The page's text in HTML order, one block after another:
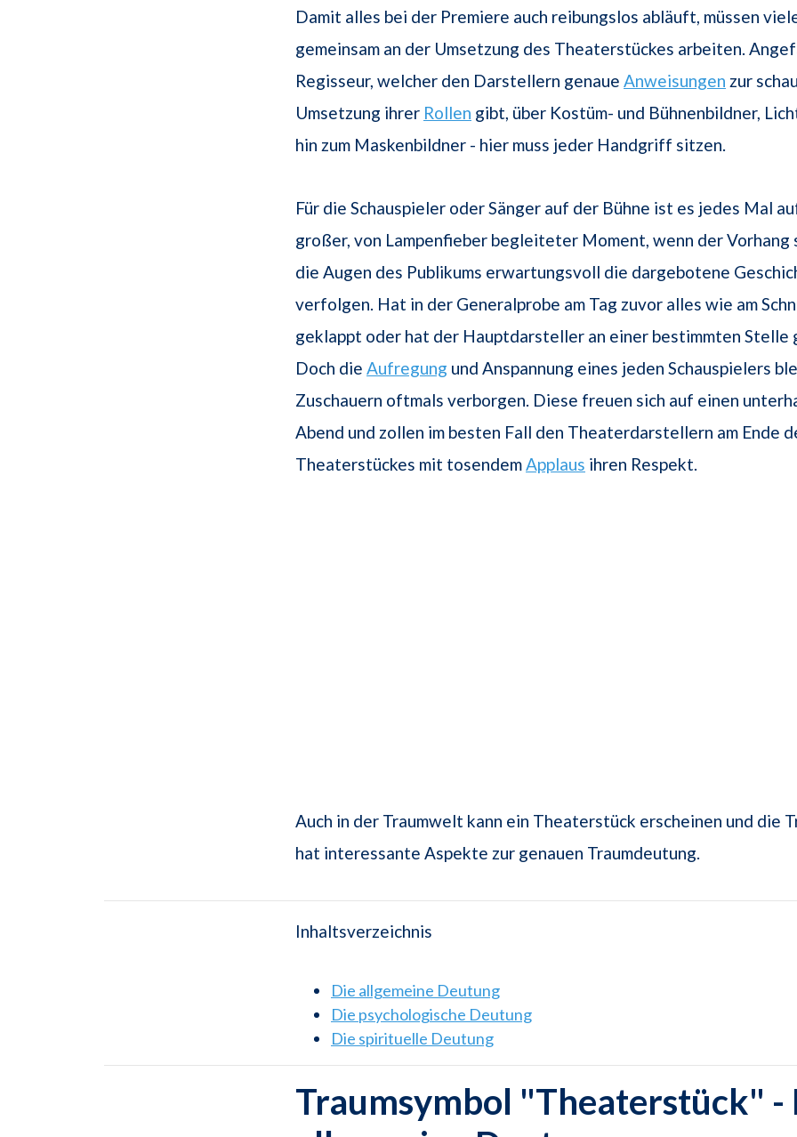
Damit alles bei der Premiere auch reibungslos abläuft, müssen
gemeinsam an der Umsetzung des Theaterstückes arbeiten.
Regisseur, welcher den Darstellern genaue Anweisungen zur
Umsetzung ihrer Rollen gibt, über Kostüm- und Bühnenbildner,
hin zum Maskenbildner - hier muss jeder Handgriff sitzen.
Für die Schauspieler oder Sänger auf der Bühne ist es jedes Mal
großer, von Lampenfieber begleiteter Moment, wenn der Vorhang
die Augen des Publikums erwartungsvoll die dargebotene
verfolgen. Hat in der Generalprobe am Tag zuvor alles wie am
geklappt oder hat der Hauptdarsteller an einer bestimmten Stelle
Doch die Aufregung und Anspannung eines jeden Schauspielers
Zuschauern oftmals verborgen. Diese freuen sich auf einen
Abend und zollen im besten Fall den Theaterdarstellern am Ende
Theaterstückes mit tosendemApplaus ihren Respekt.
Auch in der Traumwelt kann ein Theaterstück erscheinen und die
hat interessante Aspekte zur genauen Traumdeutung.
Inhaltsverzeichnis
Die allgemeine Deutung
Die psychologische Deutung
Die spirituelle Deutung
Traumsymbol "Theaterstück" -